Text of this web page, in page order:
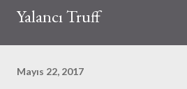
Yalancı Truff
Mayıs 22, 2017